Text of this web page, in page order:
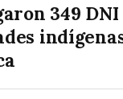
349 DNI